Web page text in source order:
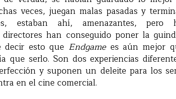
veces, juegan malas pasadas y
estaban ahí, amenazantes,
han conseguido poner la
decir esto que Endgamees aún mejor
que serlo. Son dos experiencias
y suponen un deleite para los
en el cine comercial.